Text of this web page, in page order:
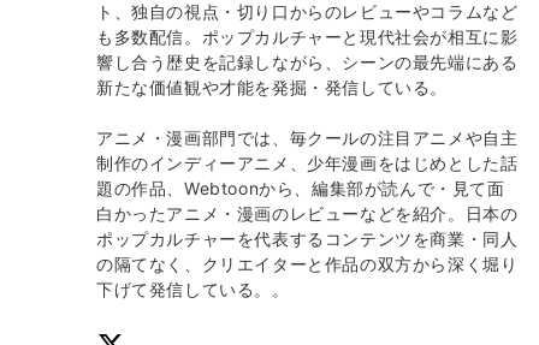
ト、独自の視点・切り口からのレビューやコラムなど
も多数配信。ポップカルチャーと現代社会が相互に影
響し合う歴史を記録しながら、シーンの最先端にある
新たな価値観や才能を発掘・発信している。
アニメ・漫画部門では、毎クールの注目アニメや自主
制作のインディーアニメ、少年漫画をはじめとした話
題の作品、Webtoonから、編集部が読んで・見て面
白かったアニメ・漫画のレビューなどを紹介。日本の
ポップカルチャーを代表するコンテンツを商業・同人
の隔てなく、クリエイターと作品の双方から深く堀り
下げて発信している。。